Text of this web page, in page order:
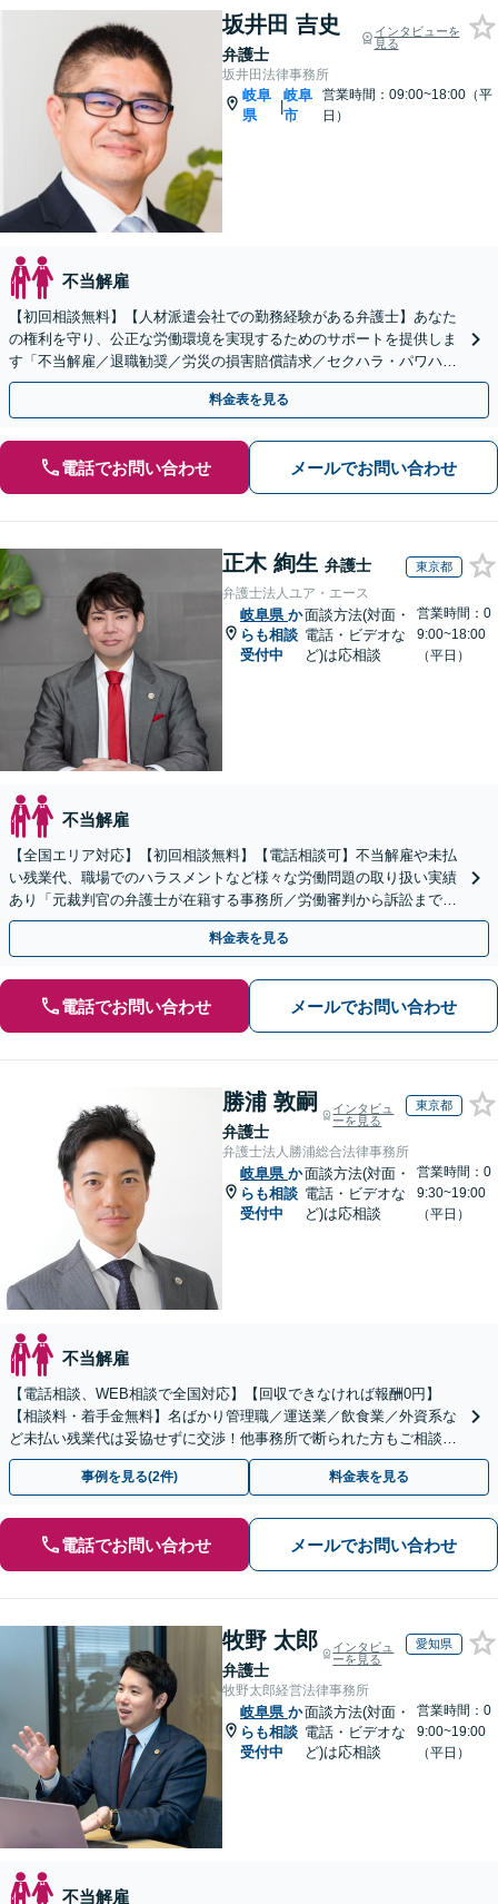
坂井田 吉史
弁護士
インタビューを
見る
坂井田法律事務所
岐阜
県
|
岐阜
市
営業時間：09:00~18:00（平
日）
不当解雇
【初回相談無料】【人材派遣会社での勤務経験がある弁護士】あなた
の権利を守り、公正な労働環境を実現するためのサポートを提供しま
す「不当解雇／退職勧奨／労災の損害賠償請求／セクハラ・パワハラ
／未払い残業代請求／退職代行」【休日・夜間相談可】
料金表を見る
電話でお問い合わせ メールでお問い合わせ
正木 絢生 弁護士 東京都
弁護士法人ユア・エース
岐阜県 か
らも相談
受付中
面談方法(対面・
電話・ビデオな
ど)は応相談
営業時間：0
9:00~18:00
（平日）
不当解雇
【全国エリア対応】【初回相談無料】【電話相談可】不当解雇や未払
い残業代、職場でのハラスメントなど様々な労働問題の取り扱い実績
あり「元裁判官の弁護士が在籍する事務所／労働審判から訴訟まで、
裁判官経験を活かした最適な戦略を立案」
料金表を見る
電話でお問い合わせ メールでお問い合わせ
勝浦 敦嗣
弁護士
インタビュ
ーを見る
東京都
弁護士法人勝浦総合法律事務所
岐阜県 か
らも相談
受付中
面談方法(対面・
電話・ビデオな
ど)は応相談
営業時間：0
9:30~19:00
（平日）
不当解雇
【電話相談、WEB相談で全国対応】【回収できなければ報酬0円】
【相談料・着手金無料】名ばかり管理職／運送業／飲食業／外資系な
ど未払い残業代は妥協せずに交渉！他事務所で断られた方もご相談く
ださい。【解決事例が豊富】土曜日も電話受付しています
事例を見る(2件) 料金表を見る
電話でお問い合わせ メールでお問い合わせ
牧野 太郎
弁護士
インタビュ
ーを見る
愛知県
牧野太郎経営法律事務所
岐阜県 か
らも相談
受付中
面談方法(対面・
電話・ビデオな
ど)は応相談
営業時間：0
9:00~19:00
（平日）
不当解雇